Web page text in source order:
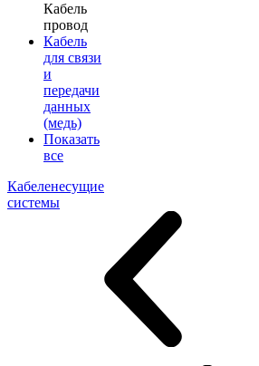
Кабель
провод
Кабель
для связи
и
передачи
данных
(медь)
Показать
все
Кабеленесущие
системы